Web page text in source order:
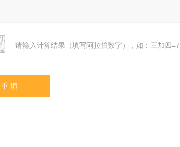
请输入计算结果（填写阿拉伯数字），如：三加四=7